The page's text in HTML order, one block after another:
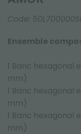
Code:
Ensemble
1 Banc hexagonal
mm)
1 Banc hexagonal
mm)
1 Banc hexagonal
mm)